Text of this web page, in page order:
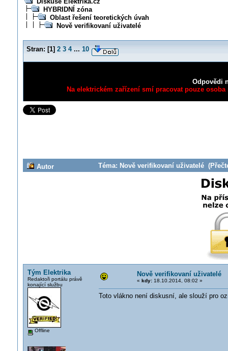
HYBRIDNÍ zóna
Oblast řešení teoretických úvah
Nově verifikovaní uživatelé
Stran: [1] 2 3 4 ... 10
Odpovědi
Na elektrickém zařízení smí pracovat pouze
Autor Téma: Nově verifikovaní uživatelé
Tým Elektrika
Redaktoři portálu právě
konající službu
Offline
Nově verifikovaní uživatelé
« kdy:18.10.2014, 08:02 »
Toto vlákno není diskusní, ale slouží pro